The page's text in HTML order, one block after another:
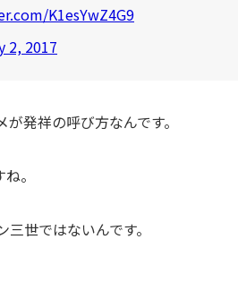
K1esYwZ4G9
2, 2017
発祥の呼び方なんです。
。
世ではないんです。